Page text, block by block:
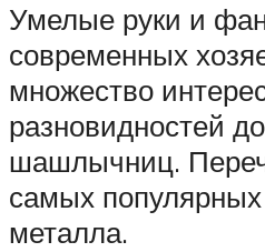
Умелые руки и
современных
множество
разновидностей
шашлычниц.
самых
металла.